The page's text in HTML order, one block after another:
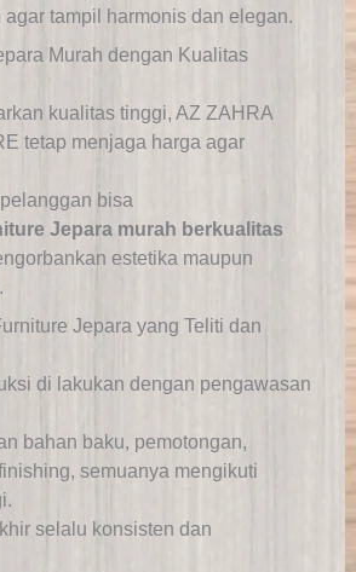
tampil harmonis dan elegan.
Murah dengan Kualitas
kualitas tinggi, AZ ZAHRA
tetap menjaga harga agar
bisa
Jepara murah berkualitas
estetika maupun
Jepara yang Teliti dan
di lakukan dengan pengawasan
bahan baku, pemotongan,
semuanya mengikuti
selalu konsisten dan